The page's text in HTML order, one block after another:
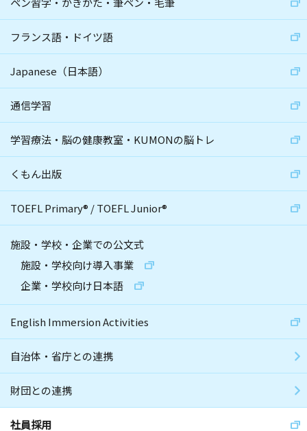
フランス語・ドイツ語
Japanese（日本語）
通信学習
学習療法・脳の健康教室・KUMONの脳トレ
くもん出版
TOEFL Primary® /TOEFL Junior®
施設・学校・企業での公文式
施設・学校向け導入事業
企業・学校向け日本語
English Immersion Activities
自治体・省庁との連携
財団との連携
社員採用